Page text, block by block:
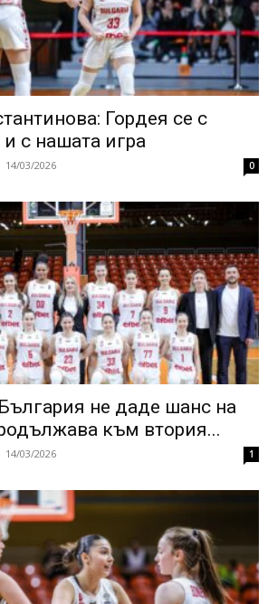
Гордея се с
с нашата игра
14/03/2026 0
не даде шанс на
към втория...
14/03/2026 1